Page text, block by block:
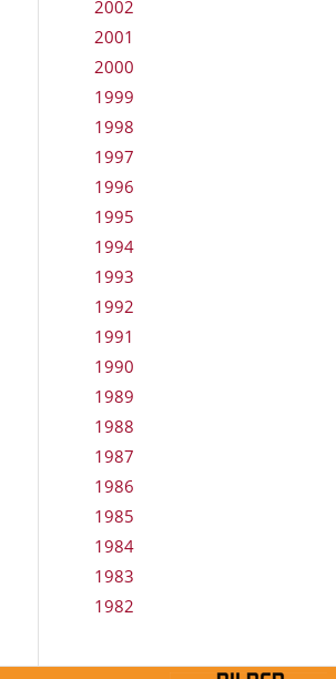
2002
2001
2000
1999
1998
1997
1996
1995
1994
1993
1992
1991
1990
1989
1988
1987
1986
1985
1984
1983
1982